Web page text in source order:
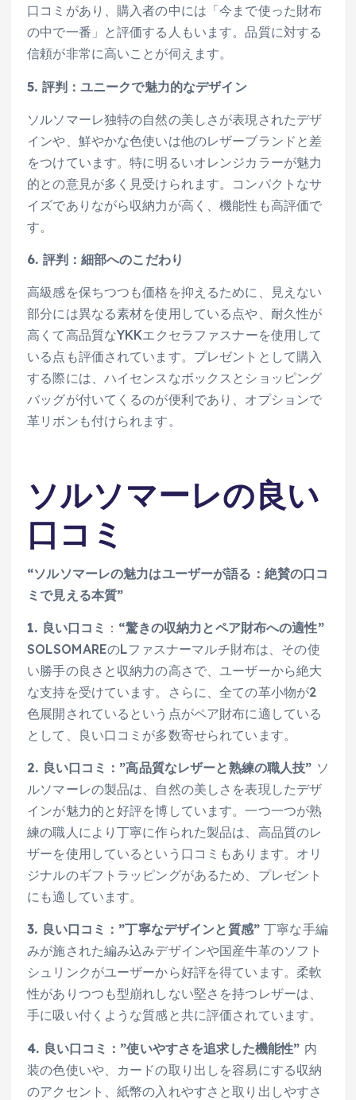
口コミがあり、購入者の中には「今まで使った財布
の中で一番」と評価する人もいます。品質に対する
信頼が非常に高いことが伺えます。
5. 評判：ユニークで魅力的なデザイン
ソルソマーレ独特の自然の美しさが表現されたデザ
インや、鮮やかな色使いは他のレザーブランドと差
をつけています。特に明るいオレンジカラーが魅力
的との意見が多く見受けられます。コンパクトなサ
イズでありながら収納力が高く、機能性も高評価で
す。
6. 評判：細部へのこだわり
高級感を保ちつつも価格を抑えるために、見えない
部分には異なる素材を使用している点や、耐久性が
高くて高品質なYKKエクセラファスナーを使用して
いる点も評価されています。プレゼントとして購入
する際には、ハイセンスなボックスとショッピング
バッグが付いてくるのが便利であり、オプションで
革リボンも付けられます。
ソルソマーレの良い
口コミ
“ソルソマーレの魅力はユーザーが語る：絶賛の口コ
ミで見える本質”
1. 良い口コミ ： “驚きの収納力とペア財布への適性”
SOLSOMAREのLファスナーマルチ財布は、その使
い勝手の良さと収納力の高さで、ユーザーから絶大
な支持を受けています。さらに、全ての革小物が2
色展開されているという点がペア財布に適している
として、良い口コミが多数寄せられています。
2. 良い口コミ：”高品質なレザーと熟練の職人技” ソ
ルソマーレの製品は、自然の美しさを表現したデザ
インが魅力的と好評を博しています。一つ一つが熟
練の職人により丁寧に作られた製品は、高品質のレ
ザーを使用しているという口コミもあります。オリ
ジナルのギフトラッピングがあるため、プレゼント
にも適しています。
3. 良い口コミ：”丁寧なデザインと質感” 丁寧な手編
みが施された編み込みデザインや国産牛革のソフト
シュリンクがユーザーから好評を得ています。柔軟
性がありつつも型崩れしない堅さを持つレザーは、
手に吸い付くような質感と共に評価されています。
4. 良い口コミ：”使いやすさを追求した機能性” 内
装の色使いや、カードの取り出しを容易にする収納
のアクセント、紙幣の入れやすさと取り出しやすさ